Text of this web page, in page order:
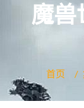
魔兽
首页